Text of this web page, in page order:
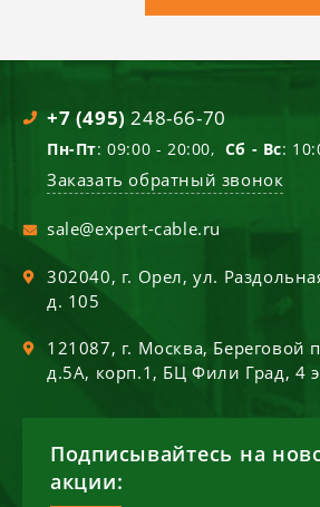
+7 (495) 248-66-70
Пн-Пт: 09:00 - 20:00, Сб - Вс:
Заказать обратный звонок
sale@expert-cable.ru
302040, г. Орел,ул.
д. 105
121087, г. Москва, Береговой
д.5А, корп.1, БЦ Фили Град, 4
Подписывайтесь на
акции: